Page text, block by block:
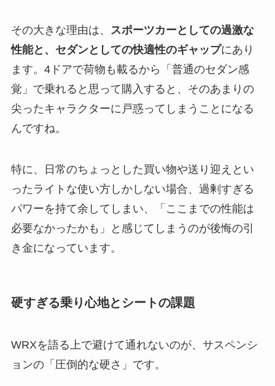
その大きな理由は、
スポーツカーとしての過激な
性能と、セダンとしての快適性のギャップにあり
ます。4ドアで荷物も載るから「普通のセダン感
覚」で乗れると思って購入すると、そのあまりの
尖ったキャラクターに戸惑ってしまうことになる
んですね。
特に、日常のちょっとした買い物や送り迎えとい
ったライトな使い方しかしない場合、過剰すぎる
パワーを持て余してしまい、「ここまでの性能は
必要なかったかも」と感じてしまうのが後悔の引
き金になっています。
硬すぎる乗り心地とシートの課題
WRXを語る上で避けて通れないのが、サスペンシ
ョンの「圧倒的な硬さ」です。